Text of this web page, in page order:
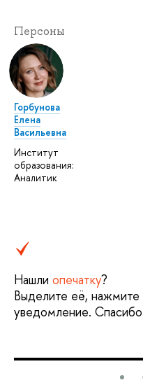
Персоны
Горбунова
Елена
Васильевна
Институт
образования:
Аналитик
Нашли опечатку?
Выделите её, нажмите
уведомление. Спасибо